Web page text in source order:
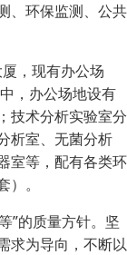
、环保监测、公共
，现有办公场
，办公场地设有
技术分析实验室分
析室、无菌分析
室等，配有各类环
。
”的质量方针。坚
求为导向，不断以